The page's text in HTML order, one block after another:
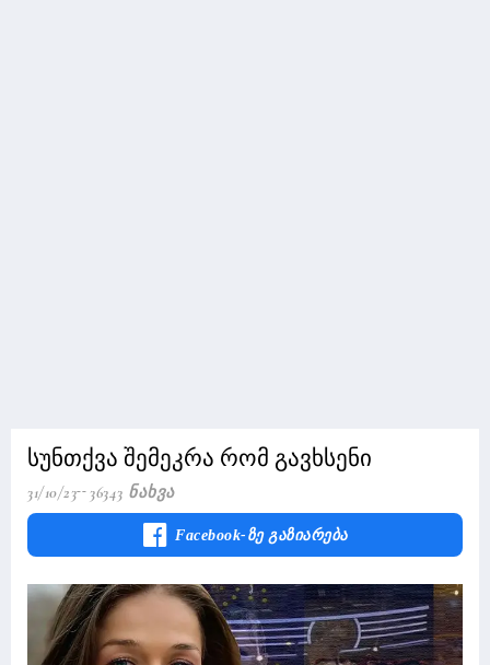
სუნთქვა შემეკრა რომ გავხსენი
31/10/23 36343 Ნახვა
Facebook-Ზე Გაზიარება